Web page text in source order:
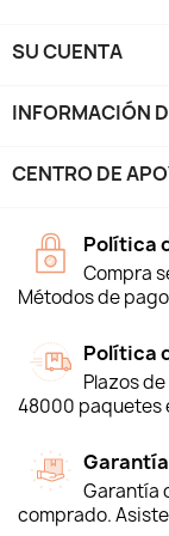
SU CUENTA
INFORMACIÓN
CENTRO DE
Política
Compra
Métodos de
Política
Plazos
48000 paquetes
Garantía
Garantía
comprado.